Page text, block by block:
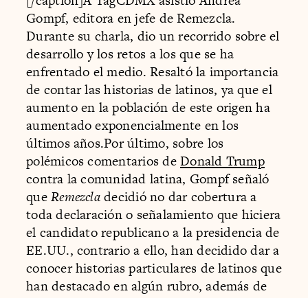
Gompf, editora en jefe de Remezcla.
Durante su charla, dio un recorrido sobre el
desarrollo y los retos a los que se ha
enfrentado el medio. Resaltó la importancia
de contar las historias de latinos, ya que el
aumento en la población de este origen ha
aumentado exponencialmente en los
últimos años.Por último, sobre los
polémicos comentarios deDonald Trump
contra la comunidad latina, Gompf señaló
queRemezcladecidió no dar cobertura a
toda declaración o señalamiento que hiciera
el candidato republicano a la presidencia de
EE.UU., contrario a ello, han decidido dar a
conocer historias particulares de latinos que
han destacado en algún rubro, además de